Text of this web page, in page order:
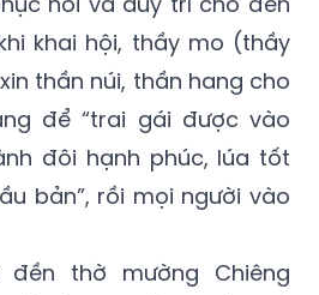
khai hội, thầy mo (thầy
thần núi, thần hang cho
để “trai gái được vào
đôi hạnh phúc, lúa tốt
bản”, rồi mọi người vào
thờ mường Chiêng